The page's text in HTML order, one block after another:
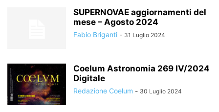
SUPERNOVAE aggiornamenti del
mese – Agosto 2024
Fabio Briganti - 31 Luglio 2024
Coelum Astronomia 269 IV/2024
Digitale
Redazione Coelum - 30 Luglio 2024